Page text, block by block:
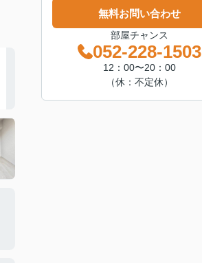
無料お問い合わせ
部屋チャンス
052-228-1503
12：00〜20：00
（休：不定休）